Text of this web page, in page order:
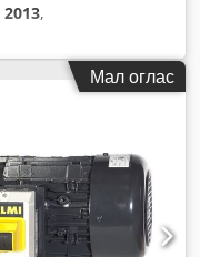
2013,
Мал оглас